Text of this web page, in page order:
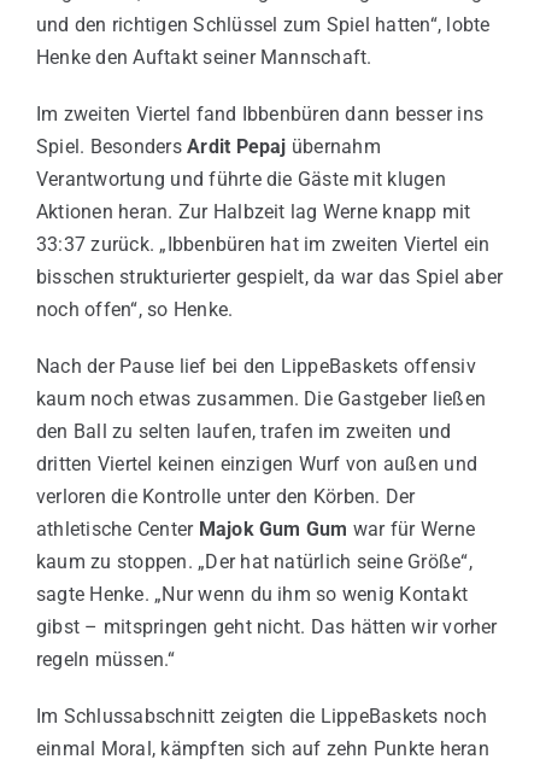
und den richtigen Schlüssel zum Spiel hatten“, lobte
Henke den Auftakt seiner Mannschaft.
Im zweiten Viertel fand Ibbenbüren dann besser ins
Spiel. BesondersArdit Pepaj übernahm
Verantwortung und führte die Gäste mit klugen
Aktionen heran. Zur Halbzeit lag Werne knapp mit
33:37 zurück. „Ibbenbüren hat im zweiten Viertel ein
bisschen strukturierter gespielt, da war das Spiel aber
noch offen“, so Henke.
Nach der Pause lief bei den LippeBaskets offensiv
kaum noch etwas zusammen. Die Gastgeber ließen
den Ball zu selten laufen, trafen im zweiten und
dritten Viertel keinen einzigen Wurf von außen und
verloren die Kontrolle unter den Körben. Der
athletische Center Majok Gum Gum war für Werne
kaum zu stoppen. „Der hat natürlich seine Größe“,
sagte Henke. „Nur wenn du ihm so wenig Kontakt
gibst – mitspringen geht nicht. Das hätten wir vorher
regeln müssen.“
Im Schlussabschnitt zeigten die LippeBaskets noch
einmal Moral, kämpften sich auf zehn Punkte heran